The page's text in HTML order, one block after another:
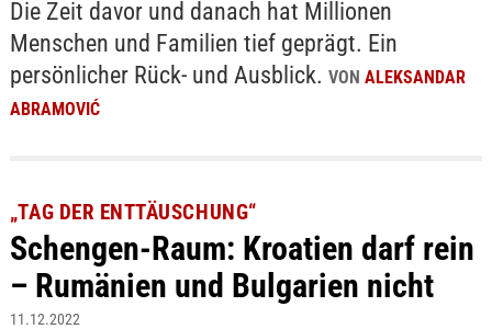
Die Zeit davor und danach hat Millionen
Menschen und Familien tief geprägt. Ein
persönlicher Rück- und Ausblick. VON ALEKSANDAR
ABRAMOVIĆ
„TAG DER ENTTÄUSCHUNG“
Schengen-Raum: Kroatien darf rein
– Rumänien und Bulgarien nicht
11.12.2022